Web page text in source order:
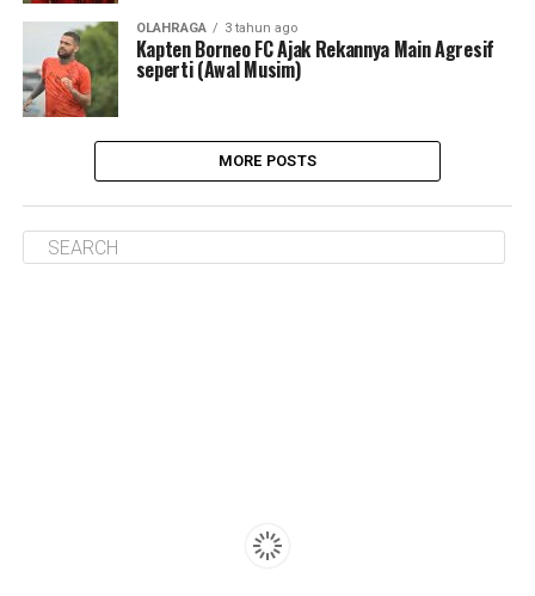
OLAHRAGA 3 tahun ago
Kapten Borneo FC Ajak Rekannya Main Agresif
seperti (Awal Musim)
MORE POSTS